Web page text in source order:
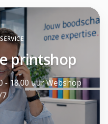
printshop
- 18.00 uur Webshop